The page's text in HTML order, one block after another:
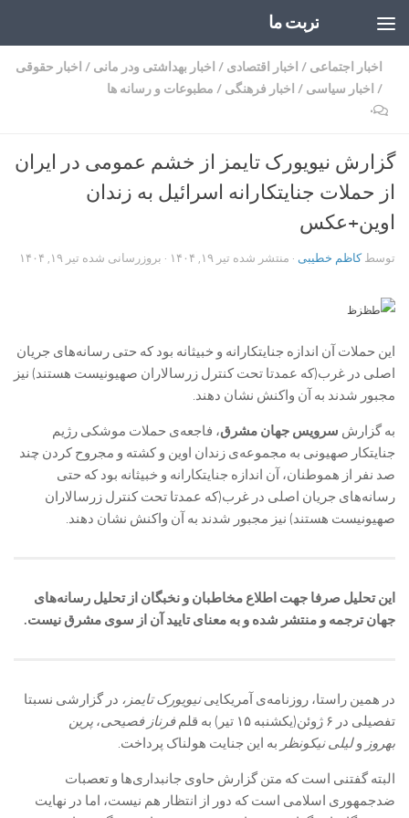
تربت ما
اخبار اجتماعی / اخبار اقتصادی / اخبار بهداشتی ودر مانی / اخبار حقوقی
/ اخبار سیاسی / اخبار فرهنگی / مطبوعات و رسانه ها
۰
گزارش نیویورک تایمز از خشم عمومی در ایران
از حملات جنایتکارانه اسرائیل به زندان
اوین+عکس
توسطکاظم خطیبی · منتشر شده تیر ۱۹, ۱۴۰۴ · بروزرسانی شده تیر ۱۹, ۱۴۰۴
این حملات آن اندازه جنایتکارانه و خبیثانه بود که حتی رسانه‌های جریان
اصلی در غرب(که عمدتا تحت کنترل زرسالاران صهیونیست هستند) نیز
مجبور شدند به آن واکنش نشان دهند.
به گزارش سرویس جهان مشرق، فاجعه‌ی حملات موشکی رژیم
جنایتکار صهیونی به مجموعه‌ی زندان اوین و کشته و مجروح کردن چند
صد نفر از هموطنان، آن اندازه جنایتکارانه و خبیثانه بود که حتی
رسانه‌های جریان اصلی در غرب(که عمدتا تحت کنترل زرسالاران
صهیونیست هستند) نیز مجبور شدند به آن واکنش نشان دهند.
این تحلیل صرفا جهت اطلاع مخاطبان و نخبگان از تحلیل رسانه‌های
جهان ترجمه و منتشر شده و به معنای تایید آن از سوی مشرق نیست.
در همین راستا، روزنامه‌ی آمریکایینیویورک تایمز، در گزارشی نسبتا
تفصیلی در ۶ ژوئن(یکشنبه ۱۵ تیر) به قلم
فرناز فصیحی، پرین
بهروز ولیلی نیکونظر به این جنایت هولناک پرداخت.
البته گفتنی است که متن گزارش حاوی جانبداری‌ها و تعصبات
ضدجمهوری اسلامی است که دور از انتظار هم نیست، اما در نهایت